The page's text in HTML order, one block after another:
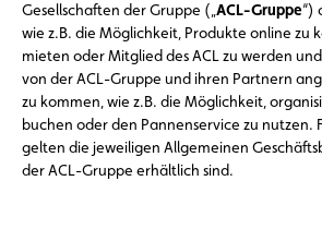
Gesellschaften der Gruppe („ ACL-Gruppe“)
wie z.B. die Möglichkeit, Produkte online zu
mieten oder Mitglied des ACL zu werden
von der ACL-Gruppe und ihren Partnern
zu kommen, wie z.B. die Möglichkeit,
buchen oder den Pannenservice zu nutzen.
gelten die jeweiligen Allgemeinen
der ACL-Gruppe erhältlich sind.